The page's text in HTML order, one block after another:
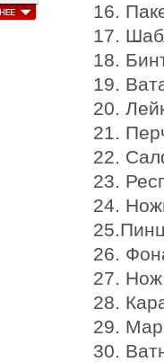
16.
17.
18.
19.
20.
21.
22.
23.
24.
26.
27. Нож
28.
29.
30.